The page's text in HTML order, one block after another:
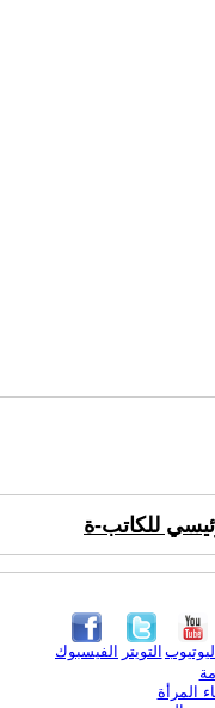
للكاتب-ة
الفيسبوك التويتر
المرأة